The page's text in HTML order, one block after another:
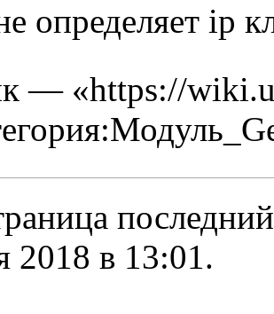
определяет ip
— «https://
2018 в 13:01.